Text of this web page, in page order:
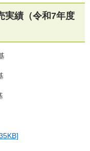
実績（令和7年度